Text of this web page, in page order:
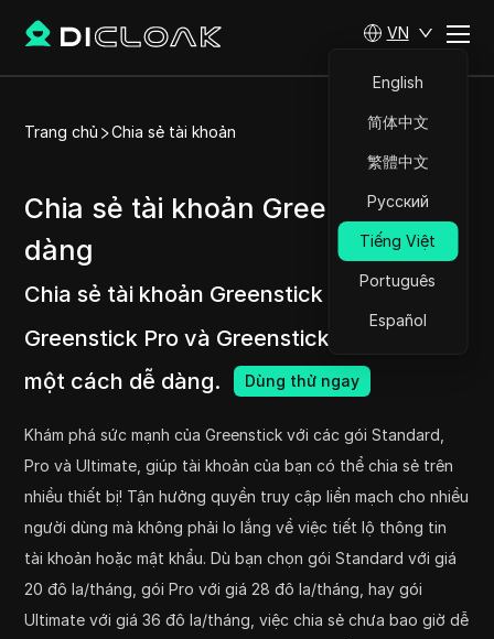
VN
English
简体中文
繁體中文
Русский
Tiếng Việt
Português
Español
Trang chủ Chia sẻ tài khoản
Chia sẻ tài khoản Greenstick dễ
dàng
Chia sẻ tài khoản Greenstick Standard,
Greenstick Pro và Greenstick Ultimate
một cách dễ dàng.
Dùng thử ngay
Khám phá sức mạnh của Greenstick với các gói Standard,
Pro và Ultimate, giúp tài khoản của bạn có thể chia sẻ trên
nhiều thiết bị! Tận hưởng quyền truy cập liền mạch cho nhiều
người dùng mà không phải lo lắng về việc tiết lộ thông tin
tài khoản hoặc mật khẩu. Dù bạn chọn gói Standard với giá
20 đô la/tháng, gói Pro với giá 28 đô la/tháng, hay gói
Ultimate với giá 36 đô la/tháng, việc chia sẻ chưa bao giờ dễ